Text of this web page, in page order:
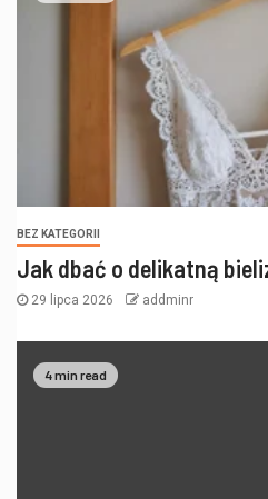
BEZ KATEGORII
Jak dbać o delikatną
29 lipca 2026 addminr
4 min read